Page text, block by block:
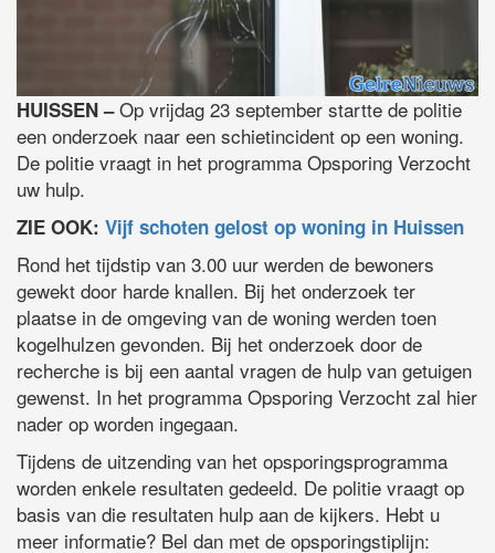
HUISSEN –Op vrijdag 23 september startte de politie
een onderzoek naar een schietincident op een woning.
De politie vraagt in het programma Opsporing Verzocht
uw hulp.
ZIE OOK: Vijf schoten gelost op woning in Huissen
Rond het tijdstip van 3.00 uur werden de bewoners
gewekt door harde knallen. Bij het onderzoek ter
plaatse in de omgeving van de woning werden toen
kogelhulzen gevonden. Bij het onderzoek door de
recherche is bij een aantal vragen de hulp van getuigen
gewenst. In het programma Opsporing Verzocht zal hier
nader op worden ingegaan.
Tijdens de uitzending van het opsporingsprogramma
worden enkele resultaten gedeeld. De politie vraagt op
basis van die resultaten hulp aan de kijkers. Hebt u
meer informatie? Bel dan met de opsporingstiplijn: